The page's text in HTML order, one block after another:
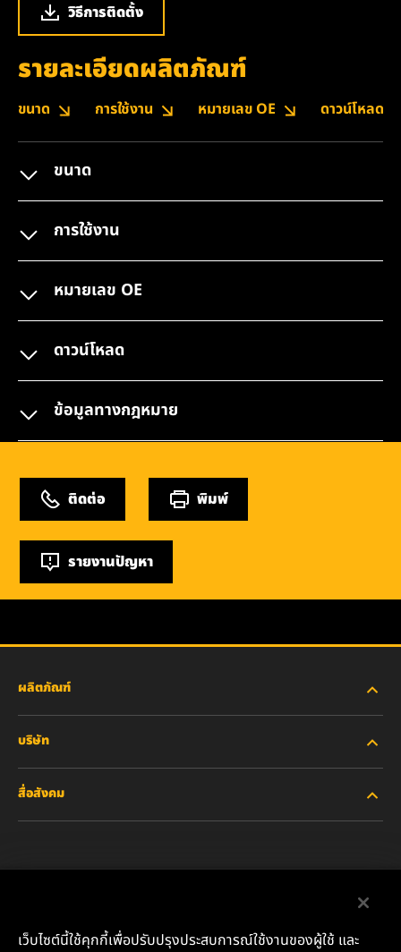
วิธีการติดตั้ง
รายละเอียดผลิตภัณฑ์
ขนาด การใช้งาน หมายเลข OE ดาวน์โหลด
ขนาด
การใช้งาน
หมายเลข OE
ดาวน์โหลด
ข้อมูลทางกฎหมาย
ติดต่อ พิมพ์
รายงานปัญหา
ผลิตภัณฑ์
รถยนต์ส่วนบุคคลและรถบรรทุกงานเบา
น้ำมันหล่อลื่น
บริษัท
ตำแหน่งงาน
สื่อสังคม
เว็บไซต์นี้ใช้คุกกี้เพื่อปรับปรุงประสบการณ์ใช้งานของผู้ใช้ และ